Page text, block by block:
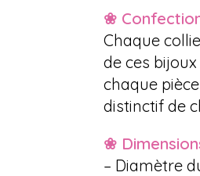
❀
Chaque
de ces
chaque
distinctif de
❀
– Diamètre